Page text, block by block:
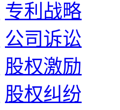
专利战略
公司诉讼
股权激励
股权纠纷